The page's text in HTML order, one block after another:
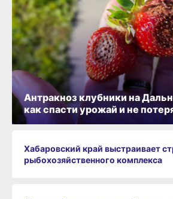
Антракноз клубники на
как спасти урожай и не
Хабаровский край выстраивает
рыбохозяйственного комплекса